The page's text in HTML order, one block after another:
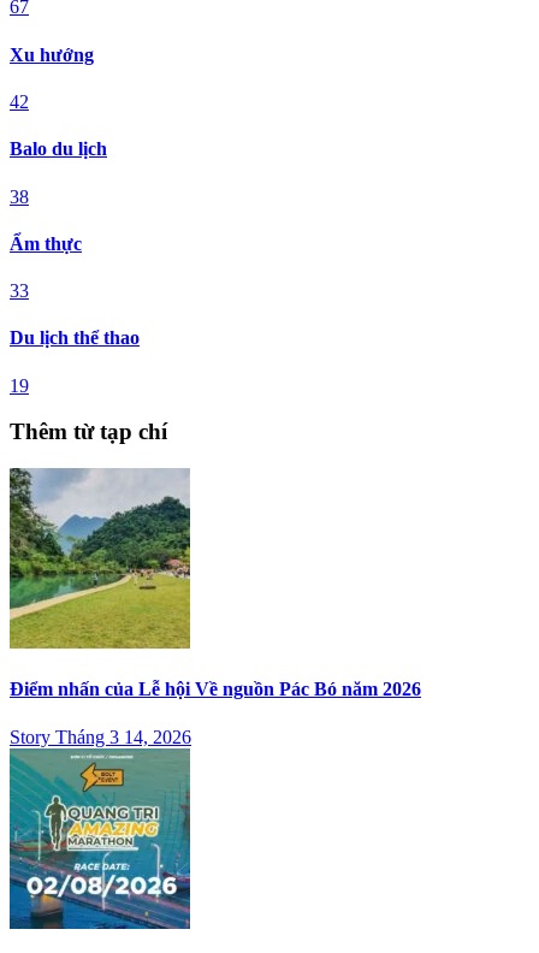
67
Xu hướng
42
Balo du lịch
38
Ẩm thực
33
Du lịch thể thao
19
Thêm từ tạp chí
Điểm nhấn của Lễ hội Về nguồn Pác Bó năm 2026
Story Tháng 3 14, 2026